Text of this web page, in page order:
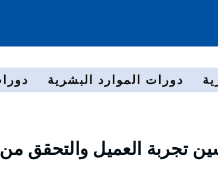
دورات الموارد البشرية
تجربة العميل والتحقق